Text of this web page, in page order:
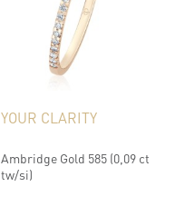
YOUR CLARITY
Ambridge Gold 585 (0,09 ct
tw/si)